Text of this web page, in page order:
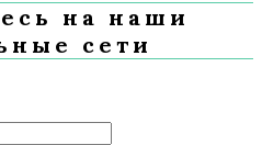
на наши
сети